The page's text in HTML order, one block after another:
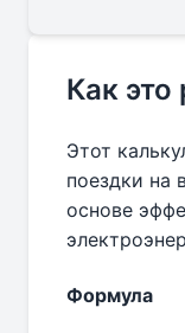
Как это
Этот
поездки на
основе
Формула